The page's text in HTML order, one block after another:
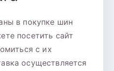
в покупке шин
посетить сайт
с их
осуществляется